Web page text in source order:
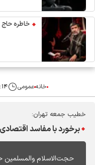
خاطره حاج
خانهعمومی
خطیب جمعه تهران:
برخورد با مفاسد
حجت‌الاسلام والمسلمین